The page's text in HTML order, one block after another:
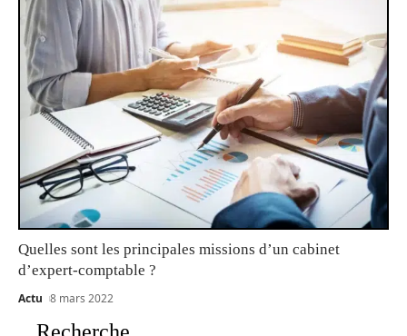
Quelles sont les principales missions d’un cabinet
d’expert-comptable ?
Actu 8 mars 2022